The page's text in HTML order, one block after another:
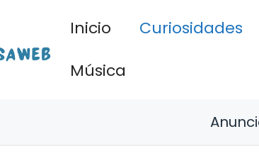
Inicio Curiosidades
Música